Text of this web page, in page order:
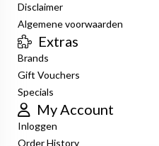
Disclaimer
Algemene voorwaarden
Extras
Brands
Gift Vouchers
Specials
My Account
Inloggen
Order History